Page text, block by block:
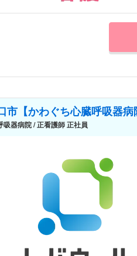
市【かわぐち心臓呼吸器
吸器病院 / 正看護師 正社員